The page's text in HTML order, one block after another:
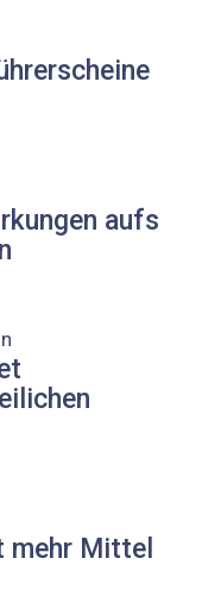
aufs
mehr Mittel